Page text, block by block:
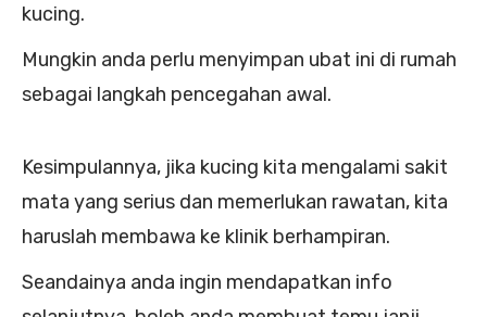
kucing.
Mungkin anda perlu menyimpan ubat ini di rumah
sebagai langkah pencegahan awal.
Kesimpulannya, jika kucing kita mengalami sakit
mata yang serius dan memerlukan rawatan, kita
haruslah membawa ke klinik berhampiran.
Seandainya anda ingin mendapatkan info